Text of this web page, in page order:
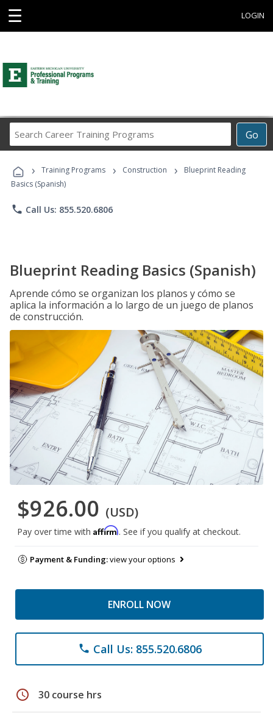
☰ LOGIN
Go
Career
Programs
› Training Programs › Construction ›
Blueprint Reading
Basics (Spanish)
phone Call Us: 855.520.6806
Blueprint Reading Basics (Spanish)
Aprende cómo se organizan los planos y cómo se
aplica la información a lo largo de un juego de planos
de construcción.
$926.00 (USD)
Pay over time with Affirm. See if you qualify at checkout.
Payment & Funding:view your options
ENROLL NOW
phone Call Us: 855.520.6806
schedule 30 course hrs